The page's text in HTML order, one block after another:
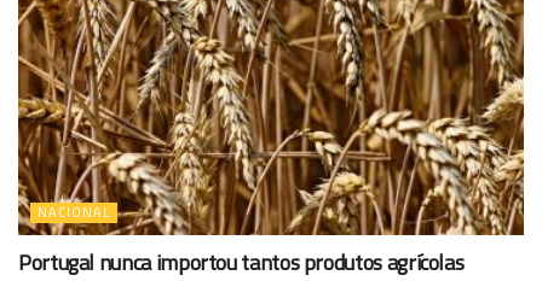
NACIONAL
Portugal nunca importou tantos produtos agrícolas